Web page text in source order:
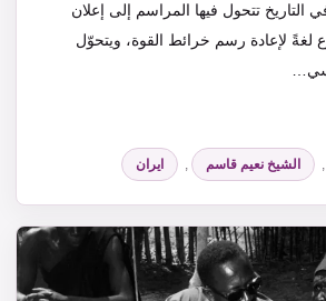
تتحول فيها المراسم إلى إعلان
لغةً لإعادة رسم خرائط القوة، ويتحوّل
, الشيخ نعيم قاسم , ايران